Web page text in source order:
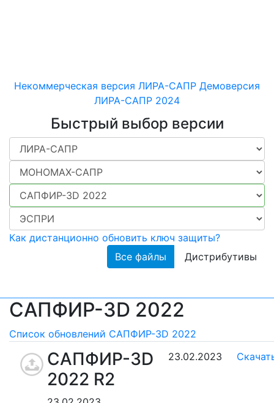
Некоммерческая версия ЛИРА-САПР Демоверсия
ЛИРА-САПР 2024
Быстрый выбор версии
Как дистанционно обновить ключ защиты?
Все файлы
Дистрибутивы
САПФИР-3D 2022
Список обновлений САПФИР-3D 2022
САПФИР-3D
2022 R2
23.02.2023